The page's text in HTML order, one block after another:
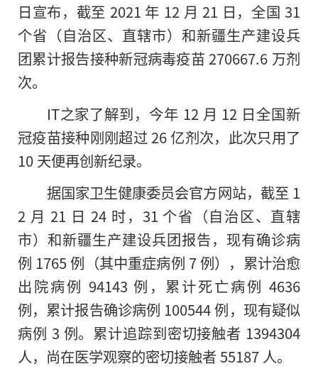
日宣布，截至 2021 年 12 月 21 日，全国 31
个省（自治区、直辖市）和新疆生产建设兵
团累计报告接种新冠病毒疫苗 270667.6 万剂
次。
IT之家了解到，今年 12 月 12 日全国新
冠疫苗接种刚刚超过 26 亿剂次，此次只用了
10 天便再创新纪录。
据国家卫生健康委员会官方网站，截至 1
2 月 21 日 24 时，31 个省（自治区、直辖
市）和新疆生产建设兵团报告，现有确诊病
例 1765 例（其中重症病例 7 例），累计治愈
出院病例 94143 例，累计死亡病例 4636
例，累计报告确诊病例 100544 例，现有疑似
病例 3 例。累计追踪到密切接触者 1394304
人，尚在医学观察的密切接触者 55187 人。